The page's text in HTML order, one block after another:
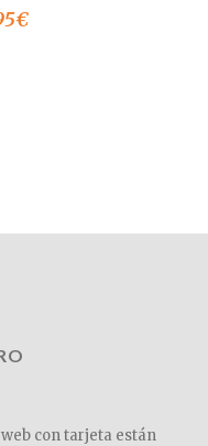
€
con tarjeta están